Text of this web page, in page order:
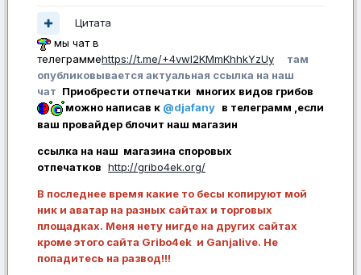
Цитата
мы чат в
телеграммеhttps://t.me/+4vwl2KMmKhhkYzUy
там
опубликовывается актуальная ссылка на наш
чат Приобрести отпечатки многих видов грибов
можно написав к @djafany в телеграмм ,если
ваш провайдер блочит наш магазин
ссылка на наш магазина споровых
отпечатков http://gribo4ek.org/
В последнее время какие то бесы копируют мой
ник и аватар на разных сайтах и торговых
площадках. Меня нету нигде на других сайтах
кроме этого сайта Gribo4ek и Ganjalive. Не
попадитесь на развод!!!